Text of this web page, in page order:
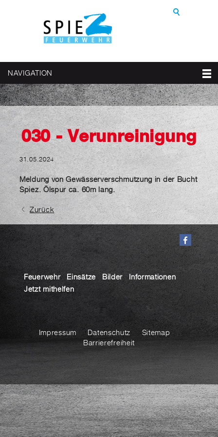
NAVIGATION
030 - Verunreinigung
31.05.2024
Meldung von Gewässerverschmutzung in der Bucht
Spiez. Ölspur ca. 60m lang.
Zurück
Feuerwehr Einsätze Bilder
Informationen
Jetzt mithelfen
Impressum Datenschutz
Sitemap
Barrierefreiheit